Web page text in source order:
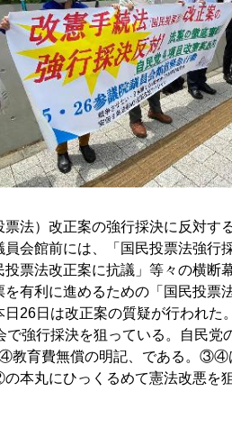
法）改正案の強行採決に反対す
員会館前には、「国民投票法強行
投票法改正案に抗議」等々の横断
を有利に進めるための「国民投票
26日は改正案の質疑が行われた
で強行採決を狙っている。自民
教育費無償の明記、である。③④
本丸にひっくるめて憲法改悪を